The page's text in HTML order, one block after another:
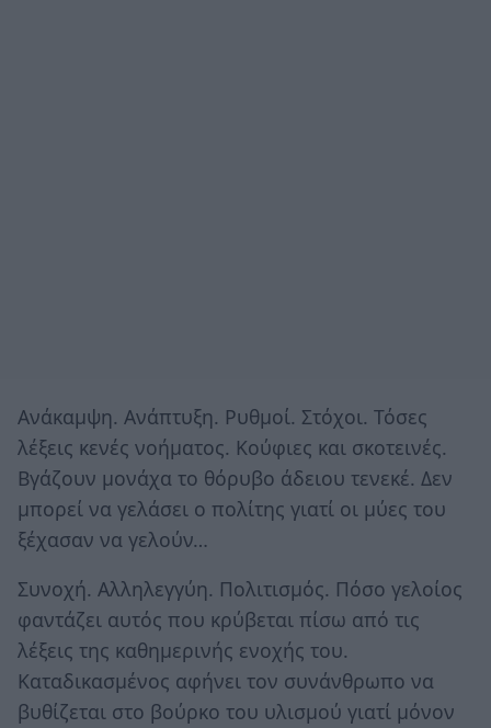
Ανάκαμψη. Ανάπτυξη. Ρυθμοί. Στόχοι. Τόσες
λέξεις κενές νοήματος. Κούφιες και σκοτεινές.
Βγάζουν μονάχα το θόρυβο άδειου τενεκέ. Δεν
μπορεί να γελάσει ο πολίτης γιατί οι μύες του
ξέχασαν να γελούν…
Συνοχή. Αλληλεγγύη. Πολιτισμός. Πόσο γελοίος
φαντάζει αυτός που κρύβεται πίσω από τις
λέξεις της καθημερινής ενοχής του.
Καταδικασμένος αφήνει τον συνάνθρωπο να
βυθίζεται στο βούρκο του υλισμού γιατί μόνον